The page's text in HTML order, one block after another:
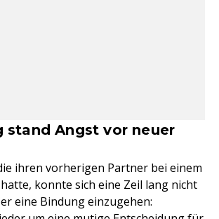
stand Angst vor neuer
ihren vorherigen Partner bei einem
konnte sich eine Zeil lang nicht
eine Bindung einzugehen: